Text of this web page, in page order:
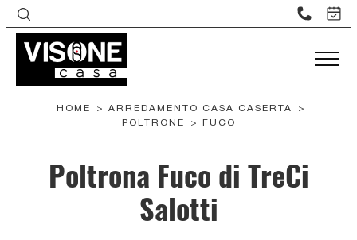
HOME > ARREDAMENTO CASA CASERTA
>
POLTRONE
> FUCO
Poltrona Fuco di TreCi
Salotti